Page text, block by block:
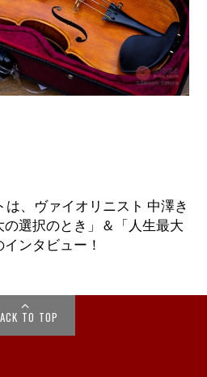
、ヴァイオリニスト 中澤き
選択のとき」＆「人生最大
ンタビュー！
TO TOP